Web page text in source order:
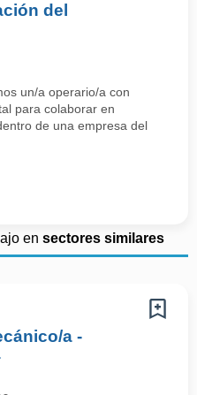
del
un/a operario/a con
para colaborar en
de una empresa del
en sectores similares
a -